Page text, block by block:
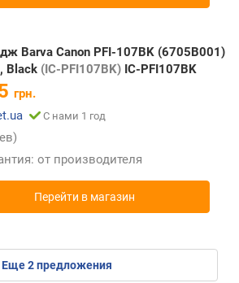
Barva Canon PFI-107BK (6705B001)
Black (IC-PFI107BK) IC-PFI107BK
грн.
С нами 1 год
от производителя
Перейти в магазин
eще2предложения